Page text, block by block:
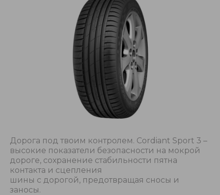
Дорога под твоим контролем. Cordiant Sport 3 –
высокие показатели безопасности на мокрой
дороге, сохранение стабильности пятна
контакта и сцепления
шины с дорогой, предотвращая сносы и
заносы.